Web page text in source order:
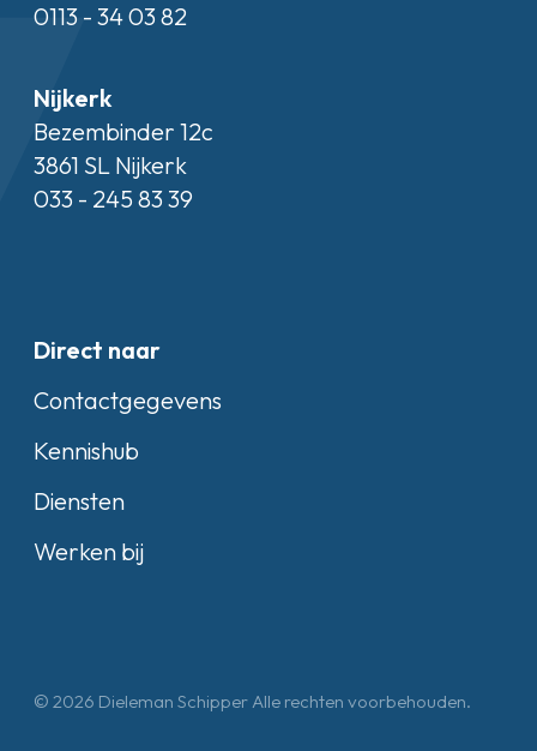
0113 - 34 03 82
Nijkerk
Bezembinder 12c
3861 SL Nijkerk
033 - 245 83 39
Direct naar
Contactgegevens
Kennishub
Diensten
Werken bij
© 2026 Dieleman Schipper Alle rechten voorbehouden.